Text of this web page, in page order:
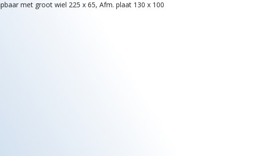
met groot wiel 225 x 65, Afm. plaat 130 x 100